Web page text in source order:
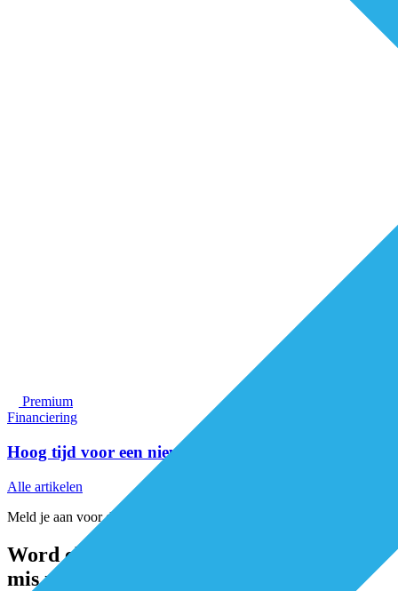
Premium
Financiering
Hoog tijd voor een nieuwe woonpolitiek
Alle artikelen
Meld je aan voor de nieuwsbrief
Word elke twee weken geïnspireerd en
mis niets